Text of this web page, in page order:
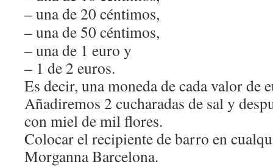
– una de 20céntimos,
– una de 50céntimos,
– una de 1 euro y
– 1 de 2 euros.
Es decir, una moneda de cada valor de
Añadiremos 2 cucharadas de sal y
con miel de mil flores.
Colocar el recipiente de barro en
Morganna Barcelona.